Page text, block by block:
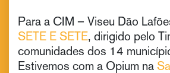
Para a CIM – Viseu Dão
SETE E SETE, dirigido pelo
comunidades dos 14
Estivemos com a Opium na